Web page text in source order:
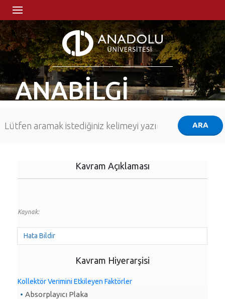
ANABİLGİ
Kavram Açıklaması
Kaynak:
Hata Bildir
Kavram Hiyerarşisi
Kollektör Verimini Etkileyen Faktörler
Absorplayıcı Plaka